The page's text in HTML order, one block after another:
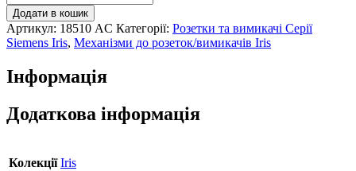
2кл.
сходовий
SIEMENS
DELTA
16АХ,
чорний
коссо
Додати в кошик
Артикул: 18510 AC Категорії: Розетки та вимикачі Серії
Siemens Iris, Механізми до розеток/вимикачів Iris
Інформація
Додаткова інформація
Колекції Iris